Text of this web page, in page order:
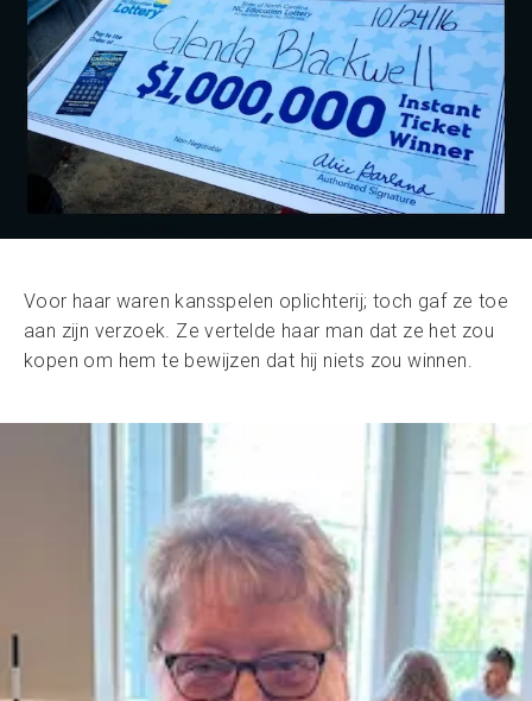
Voor haar waren kansspelen oplichterij; toch gaf ze toe
aan zijn verzoek. Ze vertelde haar man dat ze het zou
kopen om hem te bewijzen dat hij niets zou winnen.